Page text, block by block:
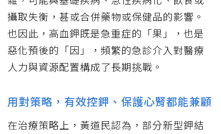
攝取失衡，甚或合併藥物或保健品的影響。
也因此，高血鉀既是急重症的「果」，也是
惡化預後的「因」，頻繁的急診介入對醫療
人力與資源配置構成了長期挑戰。
用對策略，有效控鉀、保護心腎都能兼顧
在治療策略上，黃道民認為，部分新型鉀結